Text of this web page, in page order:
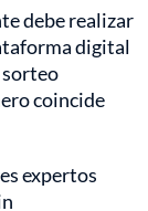
debe realizar
digital
sorteo
coincide
expertos